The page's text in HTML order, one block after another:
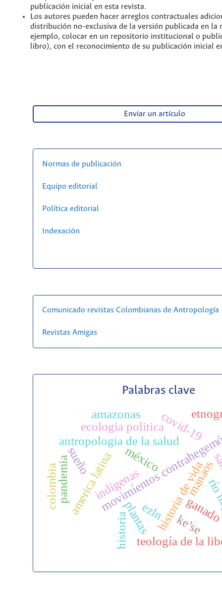
publicación inicial en esta revista.
Los autores pueden hacer arreglos contractuales
distribución no-exclusiva de la versión publicada en la
ejemplo, colocar en un repositorio institucional o
libro), con el reconocimiento de su publicación inicial
Enviar un artículo
Normas de publicación
Equipo editorial
Política editorial
Indexación
Comunicado revistas Colombianas de Antropología
Revistas Amigas
Palabras clave
movimientoshistoria de vida
ezln
teología de la
méxico
antropologia de la saludcovid-19
manaos
ecologia politica
america latina
plantas
pandemia
amazonas
colombia indígenas
historia
.
ke’se
sueño